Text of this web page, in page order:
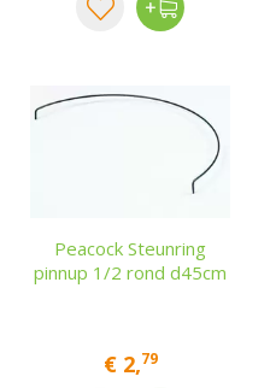
Peacock Steunring
pinnup 1/2 rond d45cm
€ 2,79